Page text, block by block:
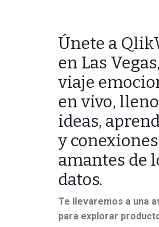
Únete a
en Las
viaje
en vivo,
ideas,
y
amantes de
datos.
Te llevaremos a una
para explorar